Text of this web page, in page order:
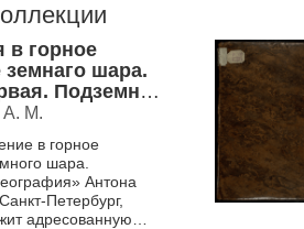
в горное
земнаго шара.
Подземная
А. М.
в горное
шара.
Антона
Петербург,
адресованную